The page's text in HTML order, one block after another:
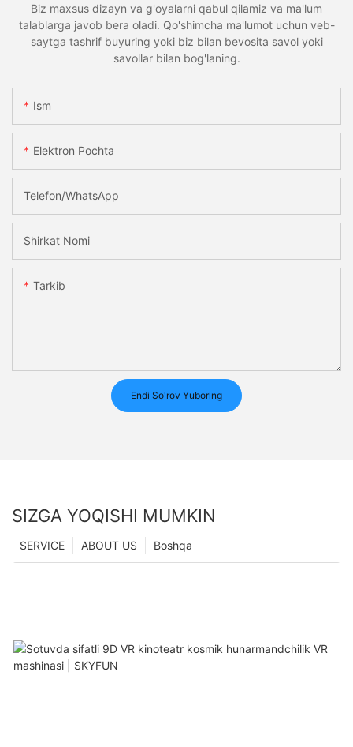
Biz maxsus dizayn va g'oyalarni qabul qilamiz va ma'lum
talablarga javob bera oladi. Qo'shimcha ma'lumot uchun veb-
saytga tashrif buyuring yoki biz bilan bevosita savol yoki
savollar bilan bog'laning.
Ism
Elektron Pochta
Telefon/whatsApp
Shirkat Nomi
Tarkib
Endi So'rov Yuboring
SIZGA YOQISHI MUMKIN
Boshqa
ABOUT US
SERVICE